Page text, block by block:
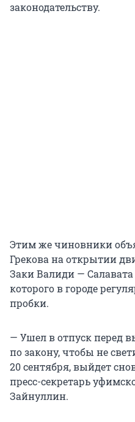
законодательству.
Этим же чиновники
Грекова на открытии
Заки Валиди —
которого в городе
пробки.
— Ушел в отпуск перед
по закону, чтобы не
20 сентября, выйдет
пресс-секретарь
Зайнуллин.